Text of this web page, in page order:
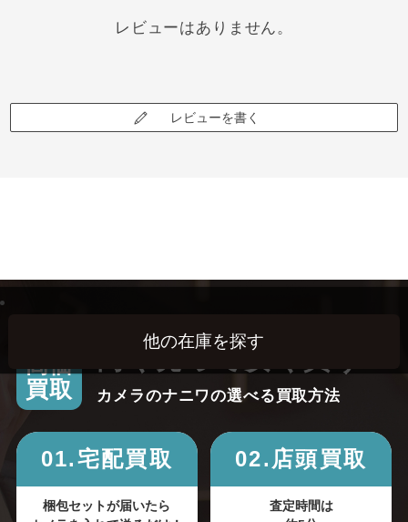
レビューはありません。
レビューを書く
高価
買取
高く売って安く買う！
カメラのナニワの選べる買取方法
01.宅配買取
梱包セットが届いたら
02.店頭買取
査定時間は